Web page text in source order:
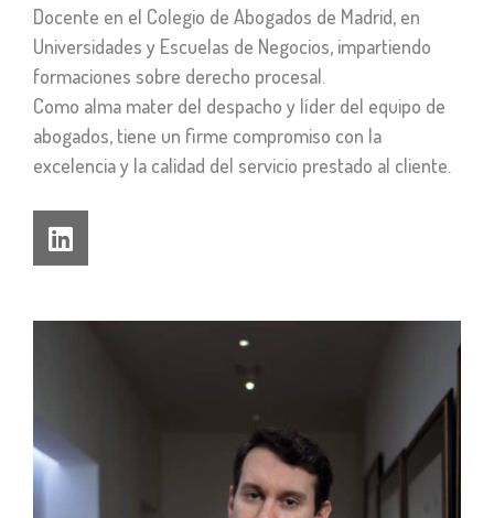
Docente en el Colegio de Abogados de Madrid, en
Universidades y Escuelas de Negocios, impartiendo
formaciones sobre derecho procesal.
Como alma mater del despacho y líder del equipo de
abogados, tiene un firme compromiso con la
excelencia y la calidad del servicio prestado al cliente.